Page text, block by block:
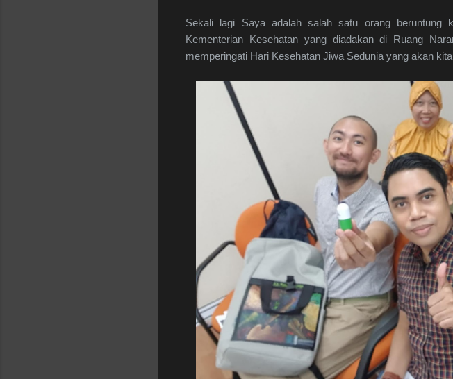
Sekali lagi Saya adalah salah satu orang beruntung
Kementerian Kesehatan yang diadakan di Ruang
memperingati Hari Kesehatan Jiwa Sedunia yang akan